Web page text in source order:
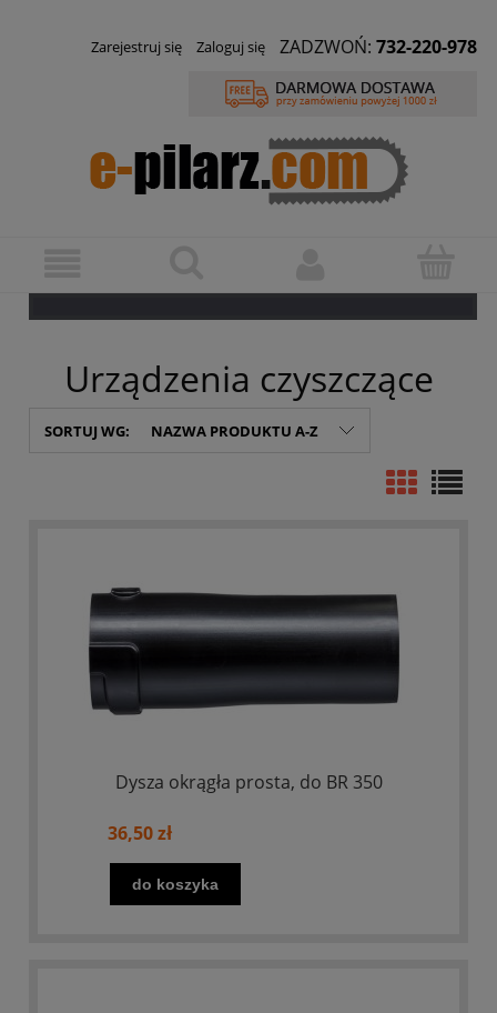
Zarejestruj się Zaloguj się ZADZWOŃ: 732-220-978
Urządzenia czyszczące
SORTUJ WG: NAZWA PRODUKTU A-Z
Dysza okrągła prosta, do BR 350
36,50 zł
do koszyka